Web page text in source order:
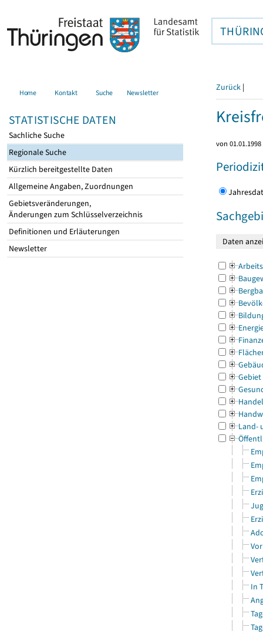
Home Kontakt Suche Newsletter
STATISTISCHE DATEN
Sachliche Suche
Regionale Suche
Kürzlich bereitgestellte Daten
Allgemeine Angaben, Zuordnungen
Gebietsveränderungen,
Änderungen zum Schlüsselverzeichnis
Definitionen und Erläuterungen
Newsletter
Zurück |
von
Gebiet
Land-
In